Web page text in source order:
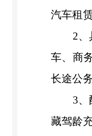
汽车租
2、
车、商
长途公
3、
藏驾龄